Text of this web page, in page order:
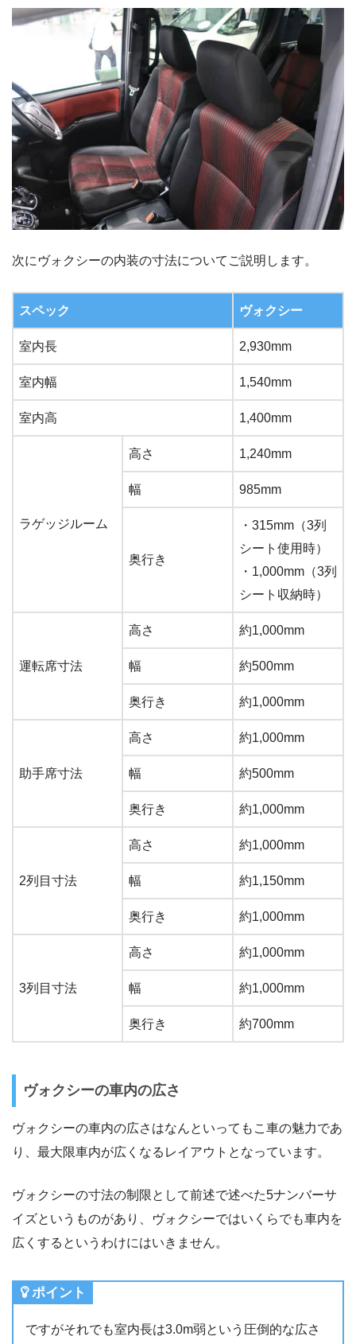
次にヴォクシーの内装の寸法についてご説明します。
スペック ヴォクシー
室内長 2,930mm
室内幅 1,540mm
室内高 1,400mm
ラゲッジルーム
高さ 1,240mm
幅 985mm
奥行き
・315mm（3列
シート使用時）
・1,000mm（3列
シート収納時）
運転席寸法
高さ 約1,000mm
幅 約500mm
奥行き 約1,000mm
助手席寸法
高さ 約1,000mm
幅 約500mm
奥行き 約1,000mm
2列目寸法
高さ 約1,000mm
幅 約1,150mm
奥行き 約1,000mm
3列目寸法
高さ 約1,000mm
幅 約1,000mm
奥行き 約700mm
ヴォクシーの車内の広さ
ヴォクシーの車内の広さはなんといってもこ車の魅力であ
り、最大限車内が広くなるレイアウトとなっています。
ヴォクシーの寸法の制限として前述で述べた5ナンバーサ
イズというものがあり、ヴォクシーではいくらでも車内を
広くするというわけにはいきません。
ポイント
ですがそれでも室内長は3.0m弱という圧倒的な広さ